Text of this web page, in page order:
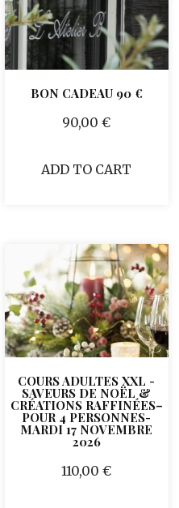
BON CADEAU 90 €
90,00€
ADD TO CART
COURS ADULTES XXL -
SAVEURS DE NOËL &
CRÉATIONS RAFFINÉES–
POUR 4 PERSONNES-
MARDI 17 NOVEMBRE
2026
110,00€